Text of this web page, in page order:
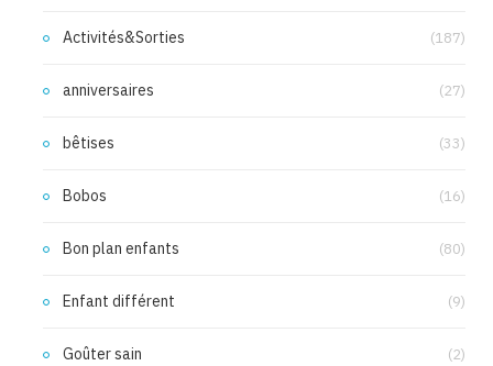
Activités&Sorties (187)
anniversaires (27)
bêtises (33)
Bobos (16)
Bon plan enfants (80)
Enfant différent (9)
Goûter sain (2)